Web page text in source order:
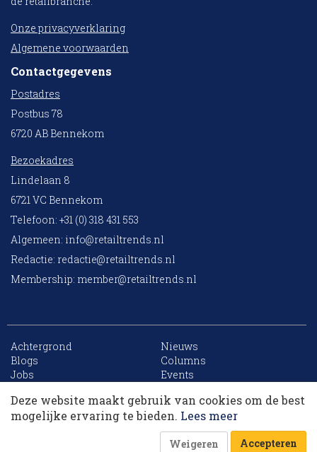
Onze privacyverklaring
Algemene voorwaarden
Contactgegevens
Postadres
Postbus 78
6720 AB Bennekom
Bezoekadres
Lindelaan 8
6721 VC Bennekom
Telefoon: +31 (0) 318 431 553
Algemeen: info@retailtrends.nl
Redactie: redactie@retailtrends.nl
Membership: member@retailtrends.nl
Achtergrond
Nieuws
Blogs
Columns
Jobs
Events
Archief
Sitemap
Deze website maakt gebruik van cookies om de best
mogelijke ervaring te bieden. Lees meer
Weigeren Accepteren
10 collega’s
Korting op events